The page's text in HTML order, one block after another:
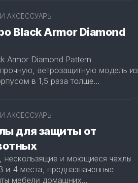
АКСЕССУАРЫ
Black Armor Diamond
Armor Diamond Pattern
ветрозащитную модель из
в 1,5 раза толще...
АКСЕССУАРЫ
для защиты от
нескользящие и моющиеся чехлы
и 4 места, предназначенные
мебели домашних...